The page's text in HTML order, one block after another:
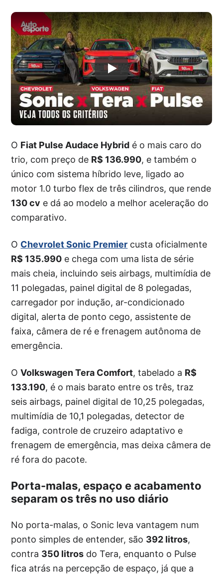
O Fiat Pulse Audace Hybrid é o mais caro do
trio, com preço de R$ 136.990, e também o
único com sistema híbrido leve, ligado ao
motor 1.0 turbo flex de três cilindros, que rende
130 cv e dá ao modelo a melhor aceleração do
comparativo.
O Chevrolet Sonic Premier custa oficialmente
R$ 135.990 e chega com uma lista de série
mais cheia, incluindo seis airbags, multimídia de
11 polegadas, painel digital de 8 polegadas,
carregador por indução, ar-condicionado
digital, alerta de ponto cego, assistente de
faixa, câmera de ré e frenagem autônoma de
emergência.
OVolkswagen Tera Comfort, tabelado a R$
133.190, é o mais barato entre os três, traz
seis airbags, painel digital de 10,25 polegadas,
multimídia de 10,1 polegadas, detector de
fadiga, controle de cruzeiro adaptativo e
frenagem de emergência, mas deixa câmera de
ré fora do pacote.
Porta-malas, espaço e acabamento
separam os três no uso diário
No porta-malas, o Sonic leva vantagem num
ponto simples de entender, são 392 litros,
contra 350 litros do Tera, enquanto o Pulse
fica atrás na percepção de espaço, já que a